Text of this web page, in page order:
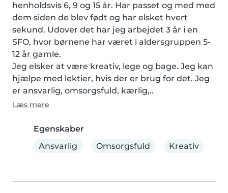
henholdsvis 6, 9 og 15 år. Har passet og med med
dem siden de blev født og har elsket hvert
sekund. Udover det har jeg arbejdet 3 år i en
SFO, hvor børnene har været i aldersgruppen 5-
12 år gamle.
Jeg elsker at være kreativ, lege og bage. Jeg kan
hjælpe med lektier, hvis der er brug for det. Jeg
er ansvarlig, omsorgsfuld, kærlig,..
Læs mere
Egenskaber
Ansvarlig
Omsorgsfuld Kreativ